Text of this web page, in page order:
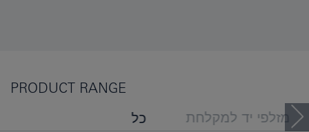
PRODUCT RANGE
כל
מזלפי יד למקלחת